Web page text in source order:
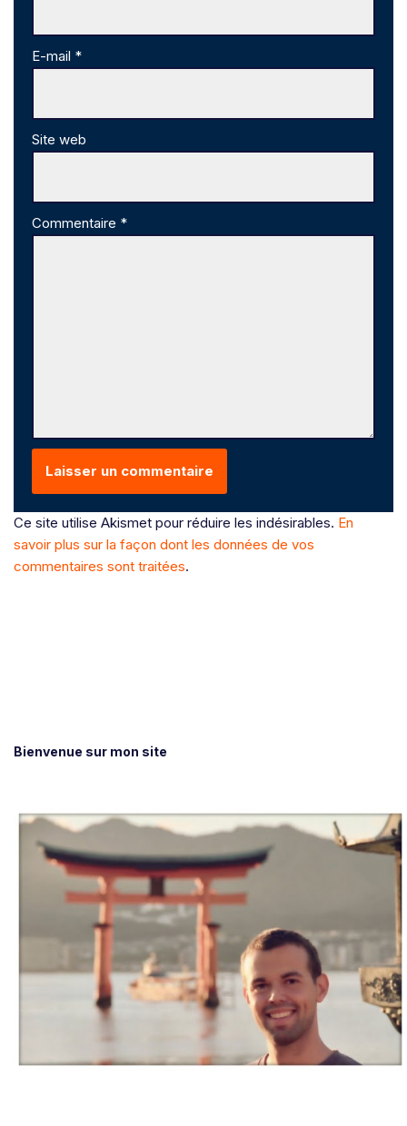
E-mail *
Site web
Commentaire *
Ce site utilise Akismet pour réduire les indésirables. En
savoir plus sur la façon dont les données de vos
commentaires sont traitées.
Bienvenue sur mon site